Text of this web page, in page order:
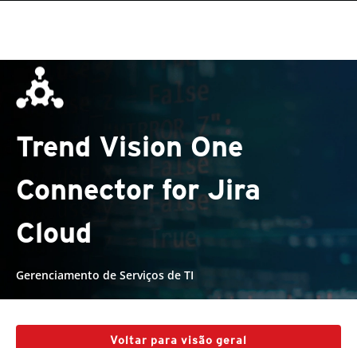
Trend Vision One
Connector for Jira
Cloud
Gerenciamento de Serviços de TI
Voltar para visão geral